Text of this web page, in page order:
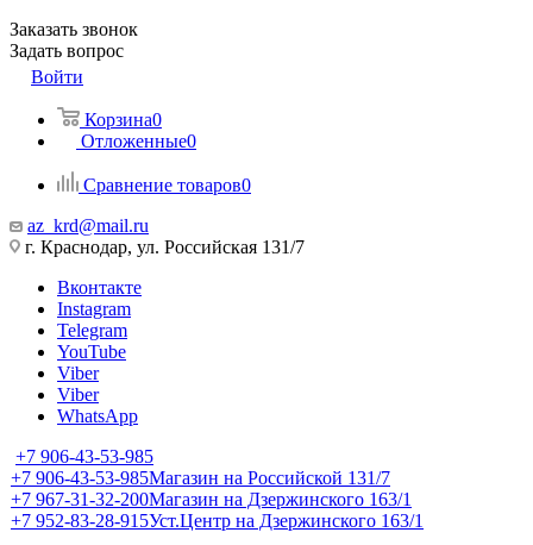
Заказать звонок
Задать вопрос
Войти
Корзина0
Отложенные0
Сравнение товаров0
az_krd@mail.ru
г. Краснодар, ул. Российская 131/7
Вконтакте
Instagram
Telegram
YouTube
Viber
Viber
WhatsApp
+7 906-43-53-985
+7 906-43-53-985Магазин на Российской 131/7
+7 967-31-32-200Магазин на Дзержинского 163/1
+7 952-83-28-915Уст.Центр на Дзержинского 163/1